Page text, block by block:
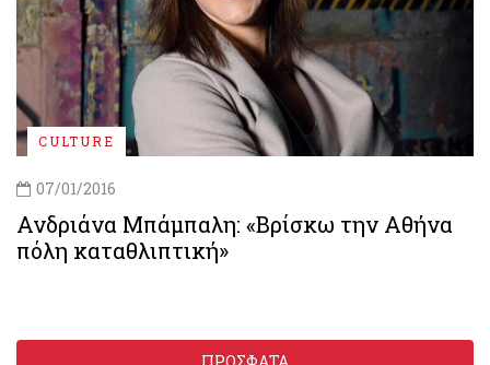
CULTURE
07/01/2016
Ανδριάνα Μπάμπαλη: «Βρίσκω την Αθήνα
πόλη καταθλιπτική»
ΠΡΟΣΦΑΤΑ